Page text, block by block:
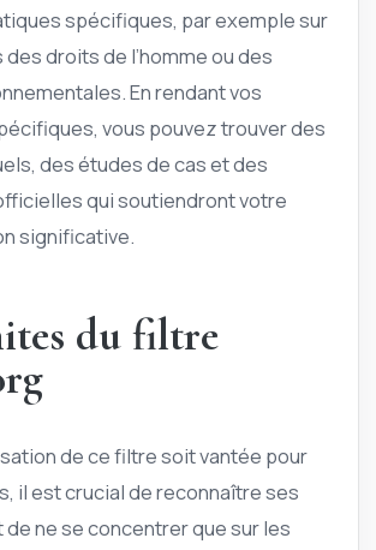
spécifiques, par exemple sur
droits de l’homme ou des
En rendant vos
vous pouvez trouver des
des études de cas et des
qui soutiendront votre
significative.
du filtre
de ce filtre soit vantée pour
il est crucial de reconnaître ses
ne se concentrer que sur les